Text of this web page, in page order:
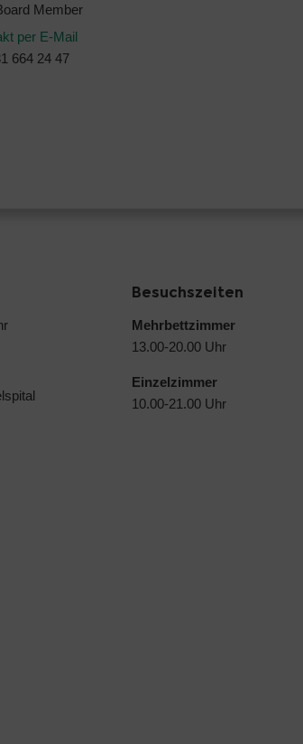
Member
per E-Mail
664 24 47
Besuchszeiten
Mehrbettzimmer
13.00-20.00 Uhr
Einzelzimmer
10.00-21.00 Uhr